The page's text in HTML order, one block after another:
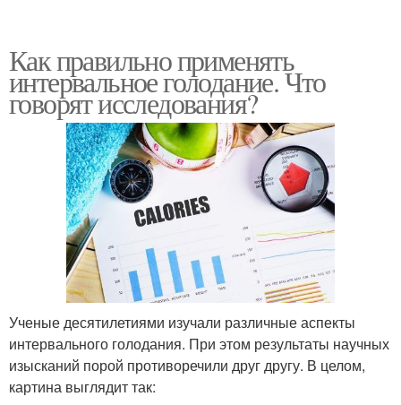
Как правильно применять
интервальное голодание. Что
говорят исследования?
Ученые десятилетиями изучали различные аспекты
интервального голодания. При этом результаты научных
изысканий порой противоречили друг другу. В целом,
картина выглядит так: